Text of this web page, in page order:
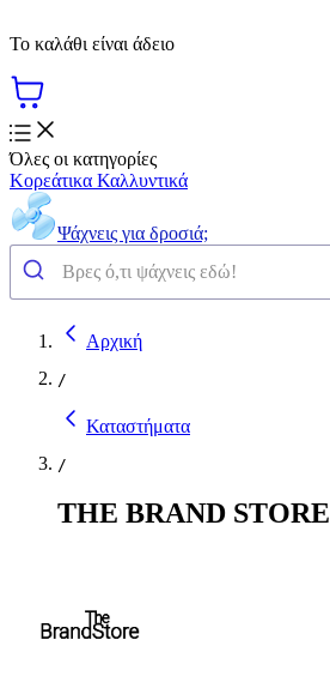
Το καλάθι είναι άδειο
Όλες οι κατηγορίες
Κορεάτικα Καλλυντικά
Ψάχνεις για δροσιά;
Αρχική
/
Καταστήματα
/
THE BRAND STORE